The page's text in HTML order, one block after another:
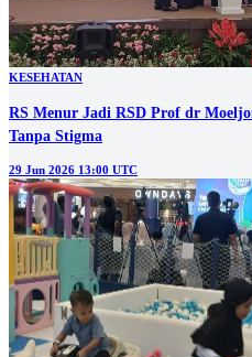
KESEHATAN
RS Menur Jadi RSD Prof dr
Tanpa Stigma
29 Jun 2026 13:00 UTC